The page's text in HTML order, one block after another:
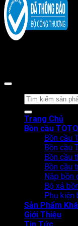
Tìm
Trang Chủ
Bồn cầu TOTO
Bồn cầu
Bồn cầu
Bồn cầu
Bồn cầu
Nắp bồn
Bộ xả
Phụ kiện
Sản Phẩm
Giới Thiệu